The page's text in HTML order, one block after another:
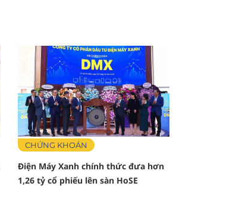
CHỨNG KHOÁN
Điện Máy Xanh chính thức đưa hơn
1,26 tỷ cổ phiếu lên sàn HoSE